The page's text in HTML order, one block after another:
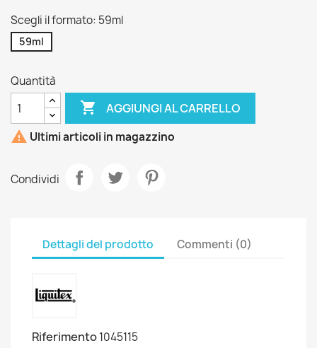
Scegli il formato: 59ml
59ml
Quantità
 AGGIUNGI AL CARRELLO
 Ultimi articoli in magazzino
Condividi
Dettagli del prodotto Commenti (0)
Riferimento1045115